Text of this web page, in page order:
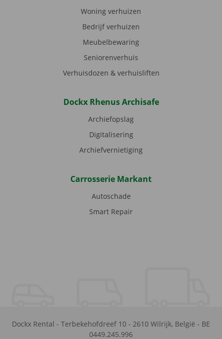
Woning verhuizen
Bedrijf verhuizen
Meubelbewaring
Seniorenverhuis
Verhuisdozen & verhuisliften
Dockx Rhenus Archisafe
Archiefopslag
Digitalisering
Archiefvernietiging
Carrosserie Markant
Autoschade
Smart Repair
Dockx Rental - Terbekehofdreef 10 - 2610 Wilrijk, België - BE
0449.245.996